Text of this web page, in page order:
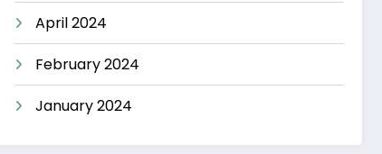
April 2024
February 2024
January 2024